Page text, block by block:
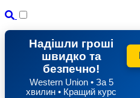
Надішли гроші
швидко та
безпечно!
Western Union • За 5
хвилин • Кращий курс